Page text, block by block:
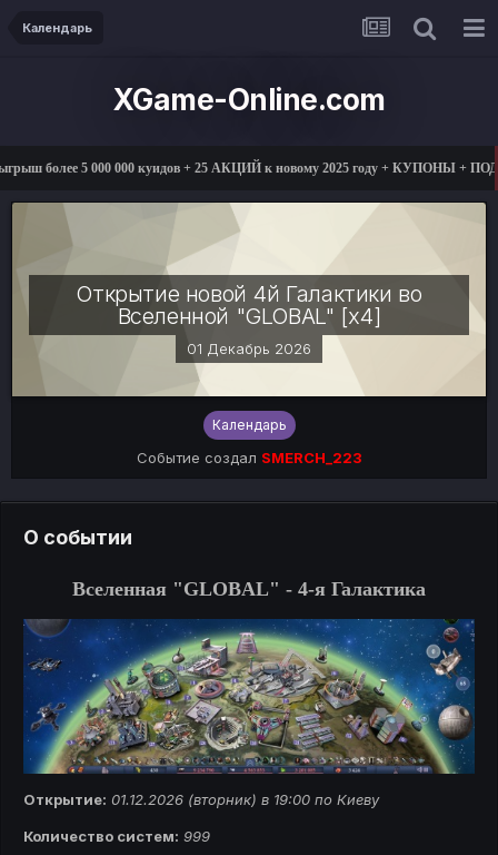
Календарь
XGame-Online.com
более 5 000 000 куидов + 25 АКЦИЙ к новому 2025 году + КУПОНЫ +
Открытие новой 4й Галактики во
Вселенной "GLOBAL" [x4]
01 Декабрь 2026
Календарь
Событие создал SMERCH_223
О событии
Вселенная "GLOBAL" - 4-я Галактика
Открытие: 01.12.2026 (вторник) в 19:00 по Киеву
Количество систем: 999